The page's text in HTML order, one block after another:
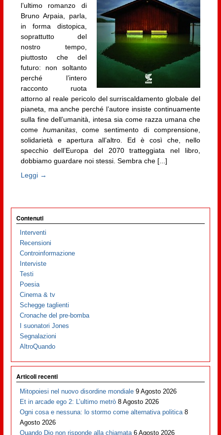
l’ultimo romanzo di
Bruno Arpaia, parla,
in forma distopica,
soprattutto del
nostro tempo,
piuttosto che del
futuro: non soltanto
perché l’intero
racconto ruota
attorno al reale pericolo del surriscaldamento globale del
pianeta, ma anche perché l’autore insiste continuamente
sulla fine dell’umanità, intesa sia come razza umana che
come humanitas, come sentimento di comprensione,
solidarietà e apertura all’altro. Ed è così che, nello
specchio dell’Europa del 2070 tratteggiata nel libro,
dobbiamo guardare noi stessi. Sembra che [...]
Leggi →
Contenuti
Interventi
Recensioni
Controinformazione
Interviste
Testi
Poesia
Cinema & tv
Schegge taglienti
Cronache del pre-bomba
I suonatori Jones
Segnalazioni
AltroQuando
Articoli recenti
Mitopoiesi nel nuovo disordine mondiale 9 Agosto 2026
Et in arcade ego 2: L’ultimo metrò 8 Agosto 2026
Ogni cosa e nessuna: lo stormo come alternativa politica 8
Agosto 2026
Quando Dio non risponde alla chiamata 6 Agosto 2026